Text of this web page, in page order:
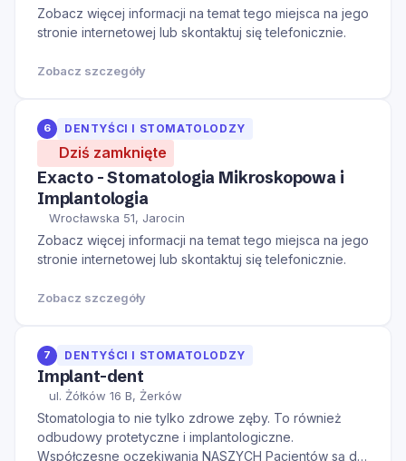
Zobacz więcej informacji na temat tego miejsca na jego
stronie internetowej lub skontaktuj się telefonicznie.
Zobacz szczegóły
6 DENTYŚCI I STOMATOLODZY
Dziś zamknięte
Exacto - Stomatologia Mikroskopowa i
Implantologia
Wrocławska 51, Jarocin
Zobacz więcej informacji na temat tego miejsca na jego
stronie internetowej lub skontaktuj się telefonicznie.
Zobacz szczegóły
7 DENTYŚCI I STOMATOLODZY
Implant-dent
ul. Żółków 16 B, Żerków
Stomatologia to nie tylko zdrowe zęby. To również
odbudowy protetyczne i implantologiczne.
Współczesne oczekiwania NASZYCH Pacjentów są dla